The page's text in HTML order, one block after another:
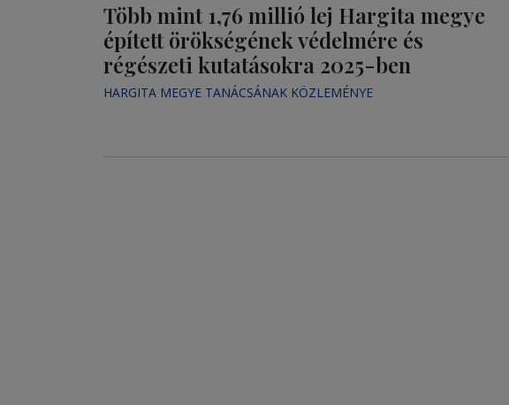
Több mint 1,76 millió lej Hargita megye
épített örökségének védelmére és
régészeti kutatásokra 2025-ben
HARGITA MEGYE TANÁCSÁNAK KÖZLEMÉNYE